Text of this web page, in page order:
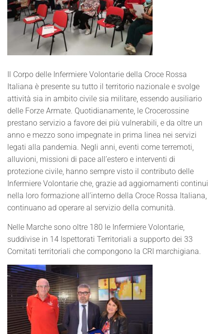
Il Corpo delle Infermiere Volontarie della Croce Rossa
Italiana è presente su tutto il territorio nazionale e svolge
attività sia in ambito civile sia militare, essendo ausiliario
delle Forze Armate. Quotidianamente, le Crocerossine
prestano servizio a favore dei più vulnerabili, e da oltre un
anno e mezzo sono impegnate in prima linea nei servizi
legati alla pandemia. Negli anni, eventi come terremoti,
alluvioni, missioni di pace all’estero e interventi di
protezione civile, hanno sempre visto il contributo delle
Infermiere Volontarie che, grazie ad aggiornamenti continui
nella loro formazione all’interno della Croce Rossa Italiana,
continuano ad operare al servizio della comunità.
Nelle Marche sono oltre 180 le Infermiere Volontarie,
suddivise in 14 Ispettorati Territoriali a supporto dei 33
Comitati territoriali che compongono la CRI marchigiana.